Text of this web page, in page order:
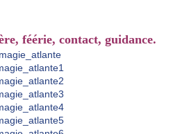
féérie, contact, guidance.